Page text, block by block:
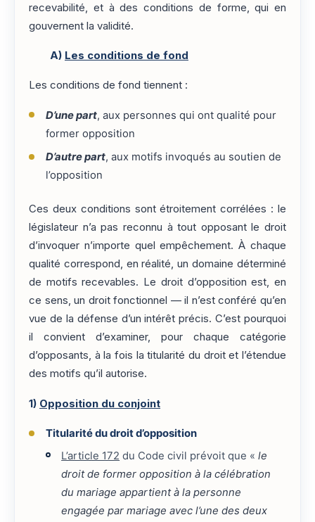
recevabilité, et à des conditions de forme, qui en
gouvernent la validité.
A) Les conditions de fond
Les conditions de fond tiennent :
D’une part, aux personnes qui ont qualité pour
former opposition
D’autre part, aux motifs invoqués au soutien de
l’opposition
Ces deux conditions sont étroitement corrélées : le
législateur n’a pas reconnu à tout opposant le droit
d’invoquer n’importe quel empêchement. À chaque
qualité correspond, en réalité, un domaine déterminé
de motifs recevables. Le droit d’opposition est, en
ce sens, un droit fonctionnel — il n’est conféré qu’en
vue de la défense d’un intérêt précis. C’est pourquoi
il convient d’examiner, pour chaque catégorie
d’opposants, à la fois la titularité du droit et l’étendue
des motifs qu’il autorise.
1) Opposition du conjoint
Titularité du droit d’opposition
L’article 172 du Code civil prévoit que «le
droit de former opposition à la célébration
du mariage appartient à la personne
engagée par mariage avec l’une des deux